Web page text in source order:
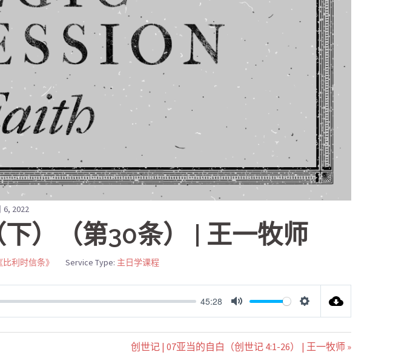
6, 2022
）（第30条） | 王一牧师
利时信条》 Service Type: 主日学课程
45:28
MUTE SETTINGS
创世记 | 07亚当的自白（创世记 4:1-26） | 王一牧师 »